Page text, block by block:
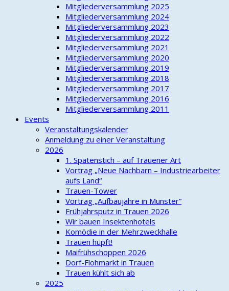
Mitgliederversammlung 2025
Mitgliederversammlung 2024
Mitgliederversammlung 2023
Mitgliederversammlung 2022
Mitgliederversammlung 2021
Mitgliederversammlung 2020
Mitgliederversammlung 2019
Mitgliederversammlung 2018
Mitgliederversammlung 2017
Mitgliederversammlung 2016
Mitgliederversammlung 2011
Events
Veranstaltungskalender
Anmeldung zu einer Veranstaltung
2026
1. Spatenstich – auf Trauener Art
Vortrag „Neue Nachbarn – Industriearbeiter
aufs Land“
Trauen-Tower
Vortrag „Aufbaujahre in Munster“
Frühjahrsputz in Trauen 2026
Wir bauen Insektenhotels
Komödie in der Mehrzweckhalle
Trauen hüpft!
Maifrühschoppen 2026
Dorf-Flohmarkt in Trauen
Trauen kühlt sich ab
2025